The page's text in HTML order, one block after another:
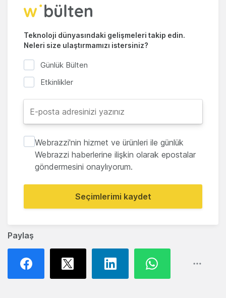
Paylaş
Teknoloji dünyasındaki gelişmeleri takip edin.
Neleri size ulaştırmamızı istersiniz?
Günlük Bülten
Etkinlikler
Webrazzi'nin hizmet ve ürünleri ile günlük
Webrazzi haberlerine ilişkin olarak epostalar
göndermesini onaylıyorum.
Seçimlerimi kaydet